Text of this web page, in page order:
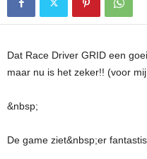
Dat Race Driver GRID een
maar nu is het zeker!! (voor
&nbsp;
De game ziet&nbsp;er